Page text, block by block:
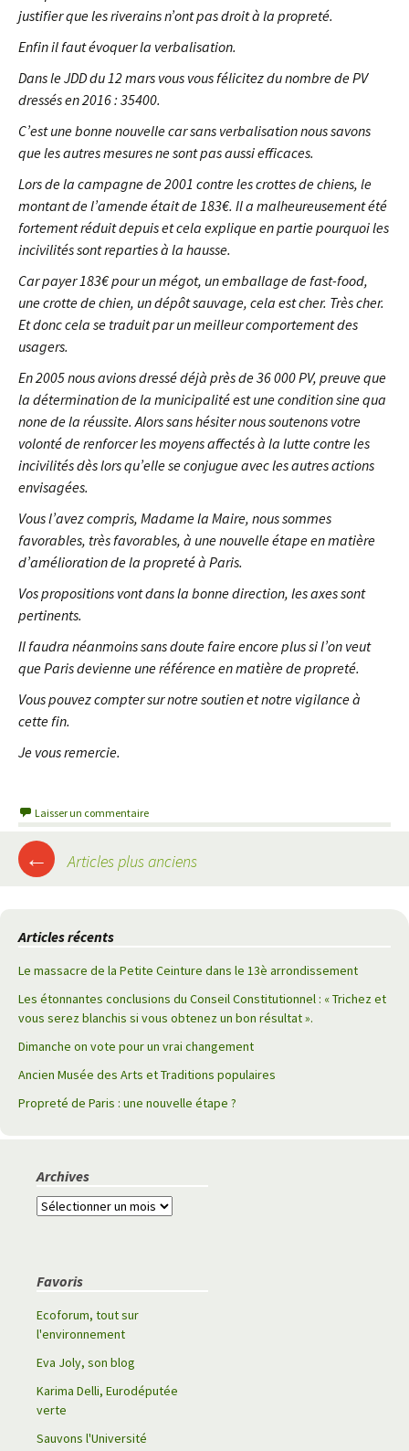
justifier que les riverains n’ont pas droit à la propreté.
Enfin il faut évoquer la verbalisation.
Dans le JDD du 12 mars vous vous félicitez du nombre de PV
dressés en 2016 : 35400.
C’est une bonne nouvelle car sans verbalisation nous savons
que les autres mesures ne sont pas aussi efficaces.
Lors de la campagne de 2001 contre les crottes de chiens, le
montant de l’amende était de 183€. Il a malheureusement été
fortement réduit depuis et cela explique en partie pourquoi les
incivilités sont reparties à la hausse.
Car payer 183€ pour un mégot, un emballage de fast-food,
une crotte de chien, un dépôt sauvage, cela est cher. Très cher.
Et donc cela se traduit par un meilleur comportement des
usagers.
En 2005 nous avions dressé déjà près de 36 000 PV, preuve que
la détermination de la municipalité est une condition sine qua
none de la réussite. Alors sans hésiter nous soutenons votre
volonté de renforcer les moyens affectés à la lutte contre les
incivilités dès lors qu’elle se conjugue avec les autres actions
envisagées.
Vous l’avez compris, Madame la Maire, nous sommes
favorables, très favorables, à une nouvelle étape en matière
d’amélioration de la propreté à Paris.
Vos propositions vont dans la bonne direction, les axes sont
pertinents.
Il faudra néanmoins sans doute faire encore plus si l’on veut
que Paris devienne une référence en matière de propreté.
Vous pouvez compter sur notre soutien et notre vigilance à
cette fin.
Je vous remercie.
Laisser un commentaire
des
articles
← Articles plus anciens
Articles récents
Le massacre de la Petite Ceinture dans le 13è arrondissement
Les étonnantes conclusions du Conseil Constitutionnel : « Trichez et
vous serez blanchis si vous obtenez un bon résultat ».
Dimanche on vote pour un vrai changement
Ancien Musée des Arts et Traditions populaires
Propreté de Paris : une nouvelle étape ?
Archives
A
i
e
s
Favoris
Ecoforum, tout sur
l'environnement
Eva Joly, son blog
Karima Delli, Eurodéputée
verte
Sauvons l'Université